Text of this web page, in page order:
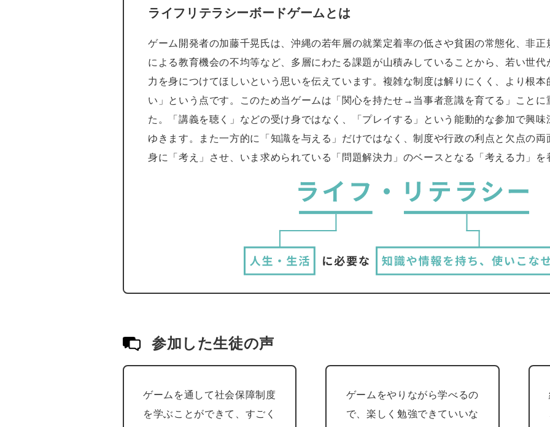
ライフリテラシーボードゲームとは
ゲーム開発者の加藤千晃氏は、沖縄の若年層の就業定着率の低さや貧困の常態化、非正
による教育機会の不均等など、多層にわたる課題が山積みしていることから、若い世代
力を身につけてほしいという思いを伝えています。複雑な制度は解りにくく、より根
い」という点です。このため当ゲームは「関心を持たせ→当事者意識を育てる」ことに
た。「講義を聴く」などの受け身ではなく、「プレイする」という能動的な参加で興
ゆきます。また一方的に「知識を与える」だけではなく、制度や行政の利点と欠点の両
身に「考え」させ、いま求められている「問題解決力」のベースとなる「考える力」を
参加した生徒の声
ゲームを通して社会保障制度
を学ぶことができて、すごく
ゲームをやりながら学べるの
で、楽しく勉強できていいな